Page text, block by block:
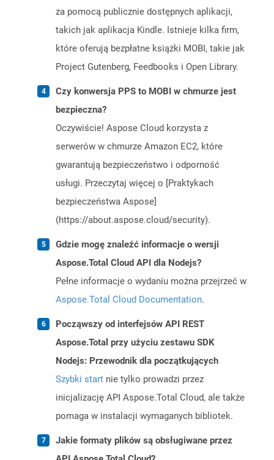
za pomocą publicznie dostępnych aplikacji,
takich jak aplikacja Kindle. Istnieje kilka firm,
które oferują bezpłatne książki MOBI, takie jak
Project Gutenberg, Feedbooks i Open Library.
Czy konwersja PPS to MOBI w chmurze jest
bezpieczna?
Oczywiście! Aspose Cloud korzysta z
serwerów w chmurze Amazon EC2, które
gwarantują bezpieczeństwo i odporność
usługi. Przeczytaj więcej o [Praktykach
bezpieczeństwa Aspose]
(https://about.aspose.cloud/security).
Gdzie mogę znaleźć informacje o wersji
Aspose.Total Cloud API dla Nodejs?
Pełne informacje o wydaniu można przejrzeć w
Aspose.Total Cloud Documentation.
Począwszy od interfejsów API REST
Aspose.Total przy użyciu zestawu SDK
Nodejs: Przewodnik dla początkujących
Szybki start nie tylko prowadzi przez
inicjalizację API Aspose.Total Cloud, ale także
pomaga w instalacji wymaganych bibliotek.
Jakie formaty plików są obsługiwane przez